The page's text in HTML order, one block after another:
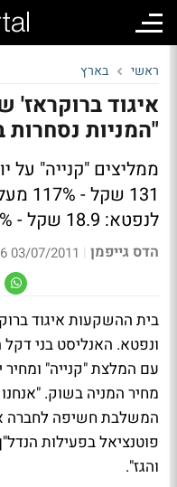
ראשי בארץ
איגוד ברוקראז'
"המניות
ממליצים "קנייה" על
131
לנפטא: 18.9 שקל - 60% מעל מחיר השוק
הדס גייפמן |
03/07/2011 13:56
בית ההשקעות איגוד
ונפטא. האנליסט בני
מחיר המניה בשוק.
המשלבת חשיפה לחברה
פוטנציאל בפעילות
והגז".